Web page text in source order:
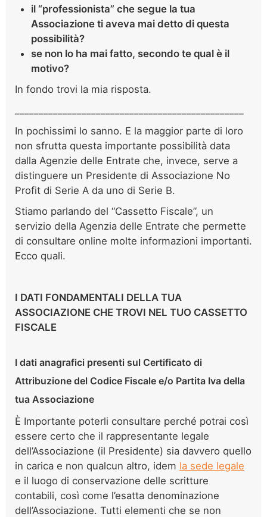
il “professionista” che segue la tua
Associazione ti aveva mai detto di questa
possibilità?
se non lo ha mai fatto, secondo te qual è il
motivo?
In fondo trovi la mia risposta.
In pochissimi lo sanno. E la maggior parte di loro
non sfrutta questa importante possibilità data
dalla Agenzie delle Entrate che, invece, serve a
distinguere un Presidente di Associazione No
Profit di Serie A da uno di Serie B.
Stiamo parlando del “Cassetto Fiscale”, un
servizio della Agenzia delle Entrate che permette
di consultare online molte informazioni importanti.
Ecco quali.
I DATI FONDAMENTALI DELLA TUA
ASSOCIAZIONE CHE TROVI NEL TUO CASSETTO
FISCALE
I dati anagrafici presenti sul Certificato di
Attribuzione del Codice Fiscale e/o Partita Iva della
tua Associazione
È Importante poterli consultare perché potrai così
essere certo che il rappresentante legale
dell’Associazione (il Presidente) sia davvero quello
in carica e non qualcun altro, idem la sede legale
e il luogo di conservazione delle scritture
contabili, così come l’esatta denominazione
dell’Associazione. Tutti elementi che se non